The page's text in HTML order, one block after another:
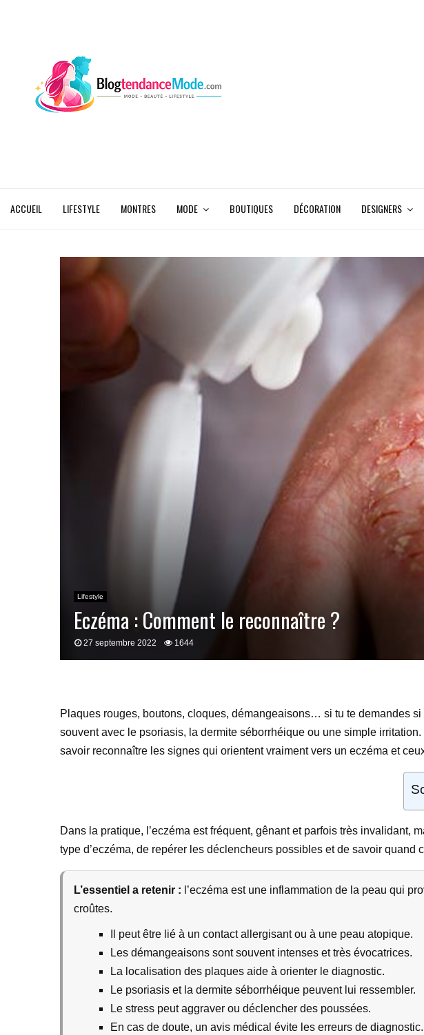
ACCUEIL LIFESTYLE MONTRES MODE BOUTIQUES DÉCORATION DESIGNERS
Lifestyle
Eczéma : Comment le reconnaître ?
27 septembre 2022 1644
Plaques rouges, boutons, cloques, démangeaisons… si tu te demandes si
souvent avec le psoriasis, la dermite séborrhéique ou une simple
savoir reconnaître les signes qui orientent vraiment vers un eczéma et
Dans la pratique, l’eczéma est fréquent, gênant et parfois très invalidant,
type d’eczéma, de repérer les déclencheurs possibles et de savoir
L’essentiel a retenir : l’eczéma est une inflammation de la peau qui
croûtes.
Il peut être lié à un contact allergisant ou à une peau atopique.
Les démangeaisons sont souvent intenses et très évocatrices.
La localisation des plaques aide à orienter le diagnostic.
Le psoriasis et la dermite séborrhéique peuvent lui ressembler.
Le stress peut aggraver ou déclencher des poussées.
En cas de doute, un avis médical évite les erreurs de diagnostic.